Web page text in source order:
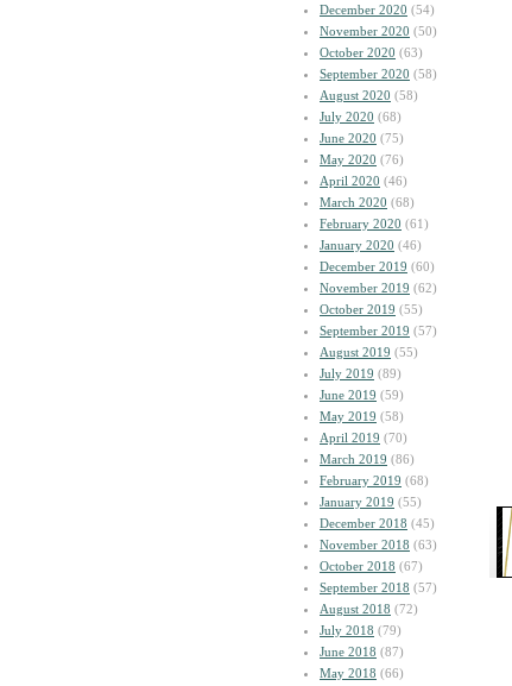
December 2020 (54)
November 2020 (50)
October 2020 (63)
September 2020 (58)
August 2020 (58)
July 2020 (68)
June 2020 (75)
May 2020 (76)
April 2020 (46)
March 2020 (68)
February 2020 (61)
January 2020 (46)
December 2019 (60)
November 2019 (62)
October 2019 (55)
September 2019 (57)
August 2019 (55)
July 2019 (89)
June 2019 (59)
May 2019 (58)
April 2019 (70)
March 2019 (86)
February 2019 (68)
January 2019 (55)
December 2018 (45)
November 2018 (63)
October 2018 (67)
September 2018 (57)
August 2018 (72)
July 2018 (79)
June 2018 (87)
May 2018 (66)